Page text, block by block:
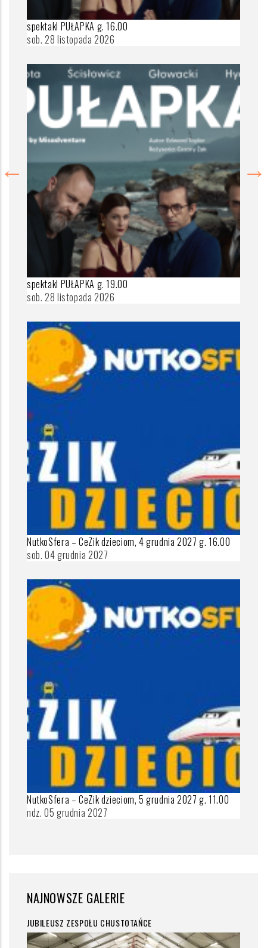
spektakl PUŁAPKA g. 16.00
sob. 28 listopada 2026
spektakl PUŁAPKA g. 19.00
sob. 28 listopada 2026
NutkoSfera – CeZik dzieciom, 4 grudnia 2027 g. 16.00
sob. 04 grudnia 2027
NutkoSfera – CeZik dzieciom, 5 grudnia 2027 g. 11.00
ndz. 05 grudnia 2027
NAJNOWSZE GALERIE
JUBILEUSZ ZESPOŁU CHUSTOTAŃCE